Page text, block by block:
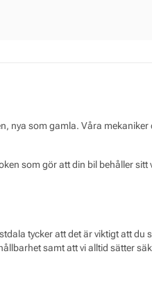
på samma ort.
nya som gamla. Våra
som gör att din bil behåller sitt
tycker att det är viktigt att du
samt att vi alltid sätter